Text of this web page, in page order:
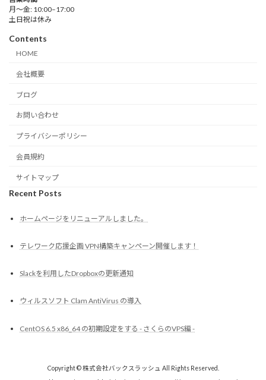
月～金: 10:00–17:00
土日祝は休み
Contents
HOME
会社概要
ブログ
お問い合わせ
プライバシーポリシー
会員規約
サイトマップ
Recent Posts
ホームページをリニューアルしました。
テレワーク応援企画 VPN構築キャンペーン開催します！
Slackを利用したDropboxの更新通知
ウィルスソフト Clam AntiVirus の導入
CentOS 6.5 x86_64 の初期設定をする - さくらのVPS編 -
Copyright © 株式会社バックスラッシュ All Rights Reserved.